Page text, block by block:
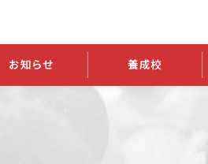
JATIの発行物
資格の更新
お知らせ
スポンサー・賛助会員ニュース
養成校
指導者検索ご利用案内
認定資格および継続単位関係